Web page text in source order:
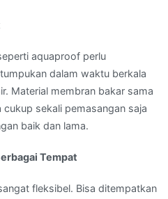
aquaproof perlu
dalam waktu berkala
Material membran bakar sama
sekali pemasangan saja
baik dan lama.
Tempat
fleksibel. Bisa ditempatkan